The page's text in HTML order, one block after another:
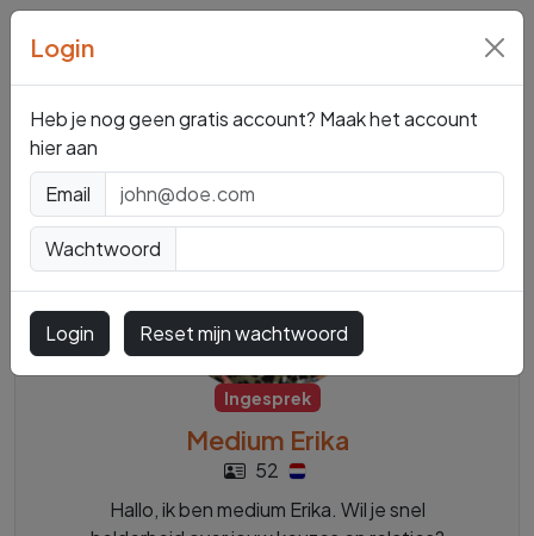
Mediums en
Ingesprek
Medium Erika
52
Hallo, ik ben medium Erika. Wil je snel
Login
Heb je nog geen gratis account? Maak het account
hier aan
Email
Wachtwoord
Login Reset mijn wachtwoord